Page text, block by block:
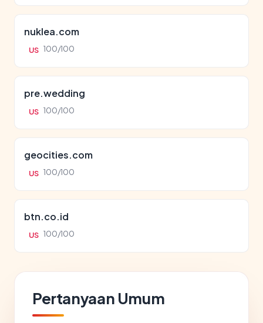
nuklea.com
US 100/100
pre.wedding
US 100/100
geocities.com
US 100/100
btn.co.id
US 100/100
Pertanyaan Umum